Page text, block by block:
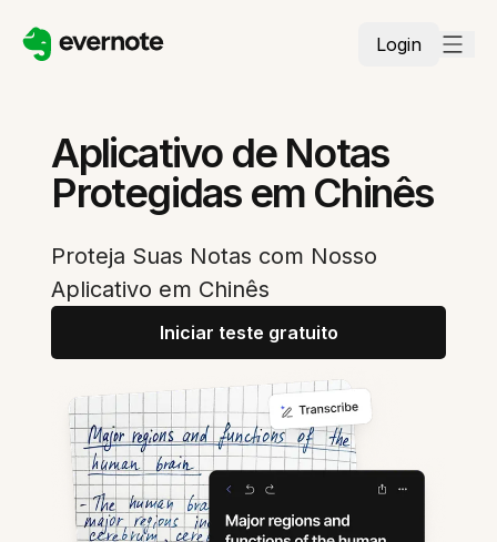
Login
Aplicativo de Notas
Protegidas em Chinês
Proteja Suas Notas com Nosso
Aplicativo em Chinês
Iniciar teste gratuito